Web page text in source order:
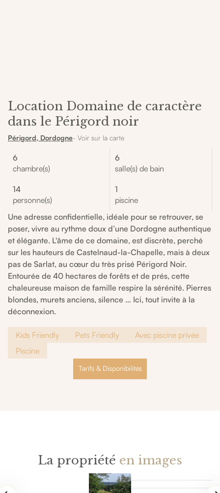
Location Domaine de caractère
dans le Périgord noir
Périgord, Dordogne- Voir sur la carte
6
chambre(s)
6
salle(s) de bain
14
personne(s)
1
piscine
Une adresse confidentielle, idéale pour se retrouver, se
poser, vivre au rythme doux d’une Dordogne authentique
et élégante. L'âme de ce domaine, est discrète, perché
sur les hauteurs de Castelnaud-la-Chapelle, mais à deux
pas de Sarlat, au cœur du très prisé Périgord Noir.
Entourée de 40 hectares de forêts et de prés, cette
chaleureuse maison de famille respire la sérénité. Pierres
blondes, murets anciens, silence … Ici, tout invite à la
déconnexion.
Kids Friendly Pets Friendly
Avec piscine privée
Piscine
Tarifs & Disponibilités
La propriété en images